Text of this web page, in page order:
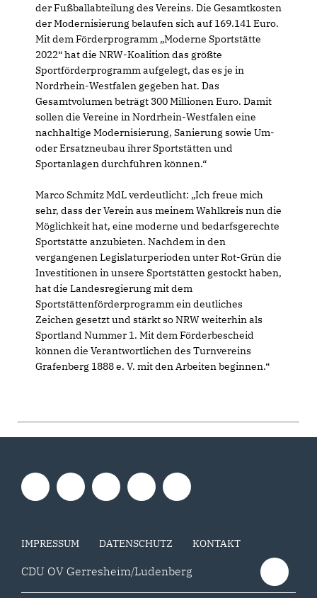
der Fußballabteilung des Vereins. Die Gesamtkosten
der Modernisierung belaufen sich auf 169.141 Euro.
Mit dem Förderprogramm „Moderne Sportstätte
2022“ hat die NRW-Koalition das größte
Sportförderprogramm aufgelegt, das es je in
Nordrhein-Westfalen gegeben hat. Das
Gesamtvolumen beträgt 300 Millionen Euro. Damit
sollen die Vereine in Nordrhein-Westfalen eine
nachhaltige Modernisierung, Sanierung sowie Um-
oder Ersatzneubau ihrer Sportstätten und
Sportanlagen durchführen können.“
Marco Schmitz MdL verdeutlicht: „Ich freue mich
sehr, dass der Verein aus meinem Wahlkreis nun die
Möglichkeit hat, eine moderne und bedarfsgerechte
Sportstätte anzubieten. Nachdem in den
vergangenen Legislaturperioden unter Rot-Grün die
Investitionen in unsere Sportstätten gestockt haben,
hat die Landesregierung mit dem
Sportstättenförderprogramm ein deutliches
Zeichen gesetzt und stärkt so NRW weiterhin als
Sportland Nummer 1. Mit dem Förderbescheid
können die Verantwortlichen des Turnvereins
Grafenberg 1888 e. V. mit den Arbeiten beginnen.“
IMPRESSUM DATENSCHUTZ KONTAKT
CDU OV Gerresheim/Ludenberg